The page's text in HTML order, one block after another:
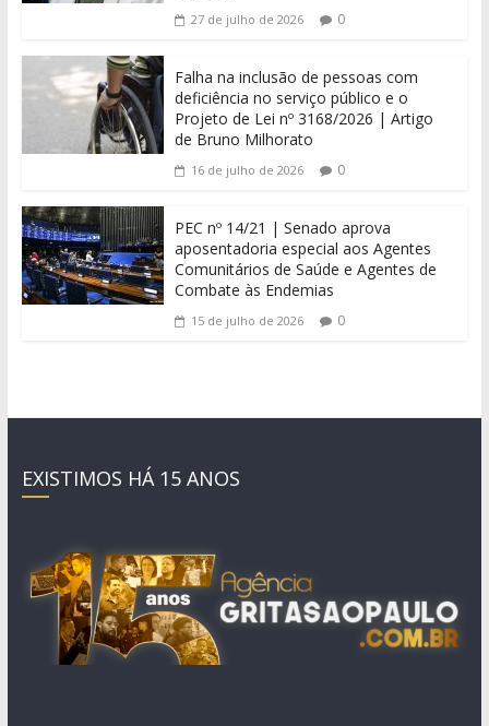
27 de julho de 2026 0
Falha na inclusão de pessoas com
deficiência no serviço público e o
Projeto de Lei nº 3168/2026 | Artigo
de Bruno Milhorato
16 de julho de 2026 0
PEC nº 14/21 | Senado aprova
aposentadoria especial aos Agentes
Comunitários de Saúde e Agentes de
Combate às Endemias
15 de julho de 2026 0
EXISTIMOS HÁ 15 ANOS